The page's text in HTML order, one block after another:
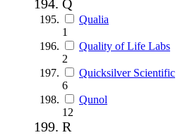
Q
Qualia
1
Quality of Life Labs
2
Quicksilver Scientific
6
Qunol
12
R